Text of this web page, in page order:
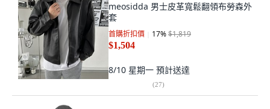
meosidda 男士皮革寬鬆翻領布勞森外
套
首購折扣價 17%$1,819
$1,504
8/10 星期一 預計送達
(27)